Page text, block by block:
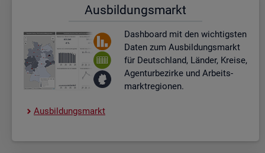
Aus­bil­dungs­markt
Dash­board mit den wich­tigs­ten
Daten zum Aus­bil­dungs­markt
für Deutsch­land, Län­der, Krei­se,
Agen­tur­be­zir­ke und Ar­beits­
markt­re­gio­nen.
Aus­bil­dungs­markt